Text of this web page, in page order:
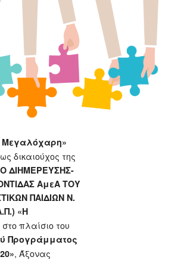
Μεγαλόχαρη»
δικαιούχος της
ΔΙΗΜΕΡΕΥΣΗΣ-
ΑμεΑ ΤΟΥ
ΠΑΙΔΙΩΝ Ν.
«Η
στο πλαίσιο του
Προγράμματος
, Άξονας